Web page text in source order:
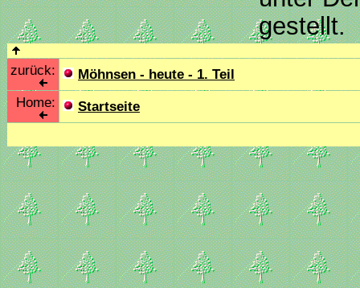
zurück:
Möhnsen - heute - 1. Teil
Home:
Startseite